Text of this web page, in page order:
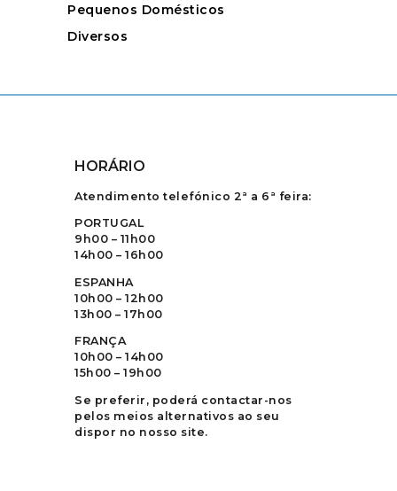
Pequenos Domésticos
Diversos
HORÁRIO
Atendimento telefónico 2ª a 6ª feira:
PORTUGAL
9h00 – 11h00
14h00 – 16h00
ESPANHA
10h00 – 12h00
13h00 – 17h00
FRANÇA
10h00 – 14h00
15h00 – 19h00
Se preferir, poderá contactar-nos
pelos meios alternativos ao seu
dispor no nosso site.